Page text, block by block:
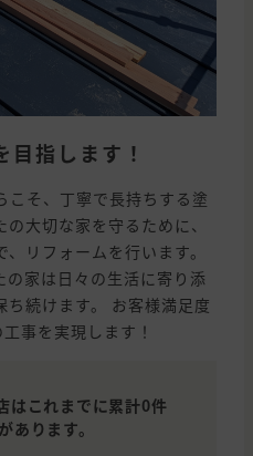
指します！
こそ、丁寧で長持ちする塗
大切な家を守るために、
リフォームを行います。
家は日々の生活に寄り添
ち続けます。 お客様満足度
事を実現します！
はこれまでに累計0件
あります。